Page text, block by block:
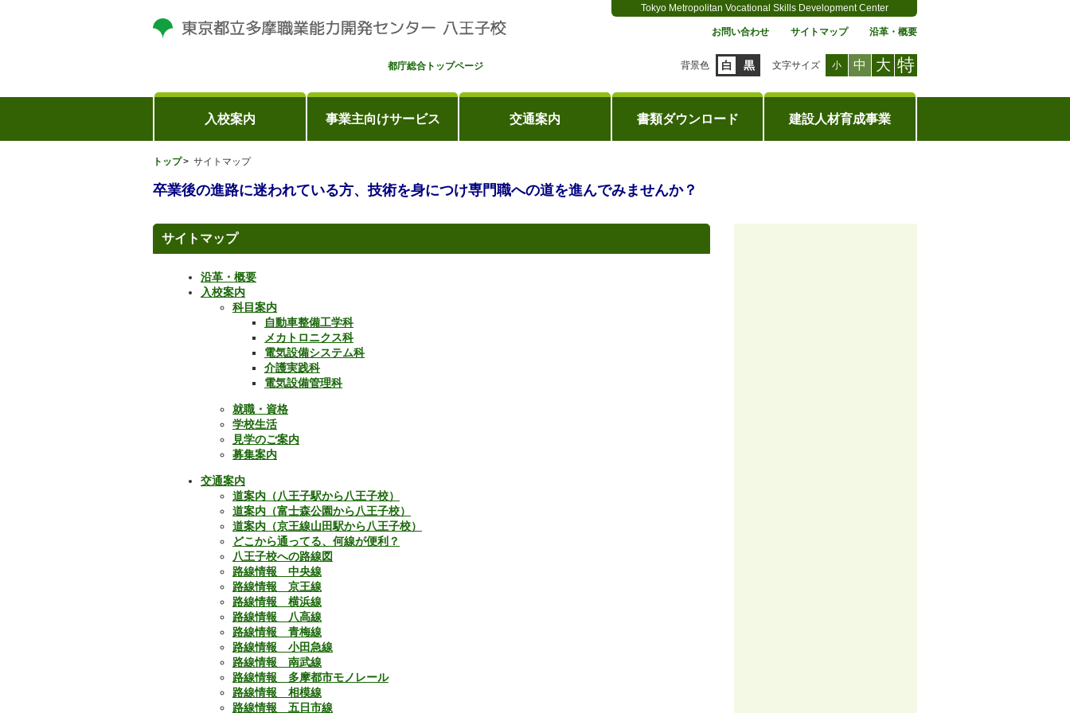
Tokyo Metropolitan Vocational Skills Development Center
入校案内 事業主向けサービス 交通案内 書類ダウンロード 建設人材育成事業
背景色 白 黒 文字サイズ 小 中 大 特
お問い合わせ サイトマップ 沿革・概要
都庁総合トップページ
トップ サイトマップ
卒業後の進路に迷われている方、技術を身につけ専門職への道を進んでみませんか？
サイトマップ
沿革・概要
入校案内
科目案内
自動車整備工学科
メカトロニクス科
電気設備システム科
介護実践科
電気設備管理科
就職・資格
学校生活
見学のご案内
募集案内
交通案内
道案内（八王子駅から八王子校）
道案内（富士森公園から八王子校）
道案内（京王線山田駅から八王子校）
どこから通ってる、何線が便利？
八王子校への路線図
路線情報 中央線
路線情報 京王線
路線情報 横浜線
路線情報 八高線
路線情報 青梅線
路線情報 小田急線
路線情報 南武線
路線情報 多摩都市モノレール
路線情報 相模線
路線情報 五日市線